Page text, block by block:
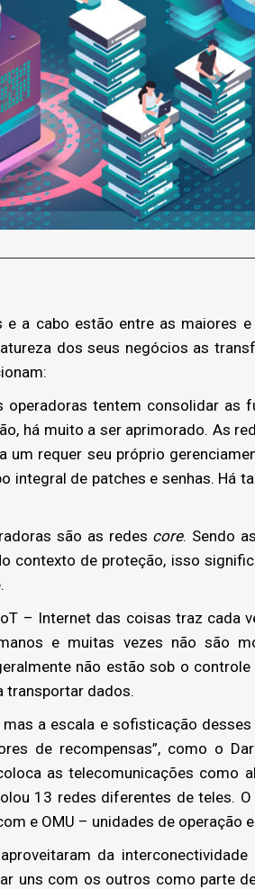
a cabo estão entre as maiores
dos seus negócios as
operadoras tentem consolidar as
há muito a ser aprimorado. As
um requer seu próprio
integral de patches e senhas. Há
são as redes core. Sendo
contexto de proteção, isso
– Internet das coisas traz cada
e muitas vezes não são
não estão sob o
transportar dados.
a escala e sofisticação
de recompensas”, como o
as telecomunicações como
13 redes diferentes de teles.
e OMU – unidades de operação
da
uns com os outros como parte